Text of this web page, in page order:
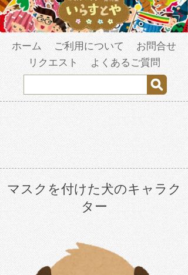
ホーム ご利用について
お問合せ
リクエスト
よくあるご質問
マスクを付けた犬のキャラク
ター